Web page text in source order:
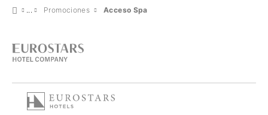
Promociones Acceso Spa